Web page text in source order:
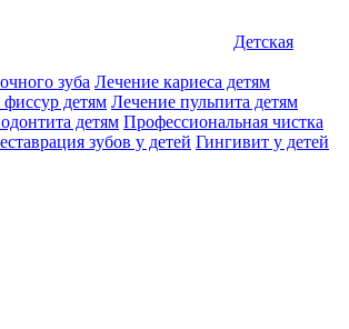
Детская
зуба Лечение кариеса детям
фиссур детям Лечение пульпита детям
детям Профессиональная чистка
зубов у детей Гингивит у детей